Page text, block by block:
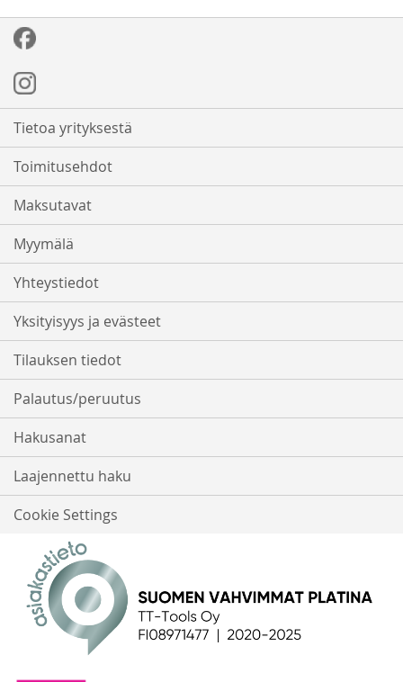
Tietoa yrityksestä
Toimitusehdot
Maksutavat
Myymälä
Yhteystiedot
Yksityisyys ja evästeet
Tilauksen tiedot
Palautus/peruutus
Hakusanat
Laajennettu haku
Cookie Settings